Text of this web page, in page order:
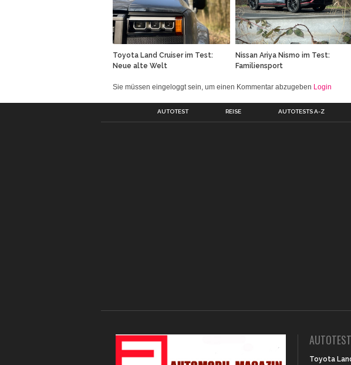
Toyota Land Cruiser im Test:
Neue alte Welt
Nissan Ariya Nismo im Test:
Familiensport
Sie müssen eingeloggt sein, um einen Kommentar abzugeben Login
AUTOTEST REISE AUTOTESTS A-Z
Toyota